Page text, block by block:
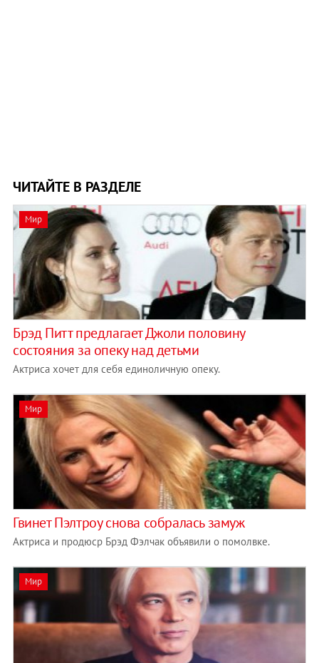
ЧИТАЙТЕ В РАЗДЕЛЕ
Мир
Брэд Питт предлагает Джоли половину
состояния за опеку над детьми
Актриса хочет для себя единоличную опеку.
Мир
Гвинет Пэлтроу снова собралась замуж
Актриса и продюср Брэд Фэлчак объявили о помолвке.
Мир